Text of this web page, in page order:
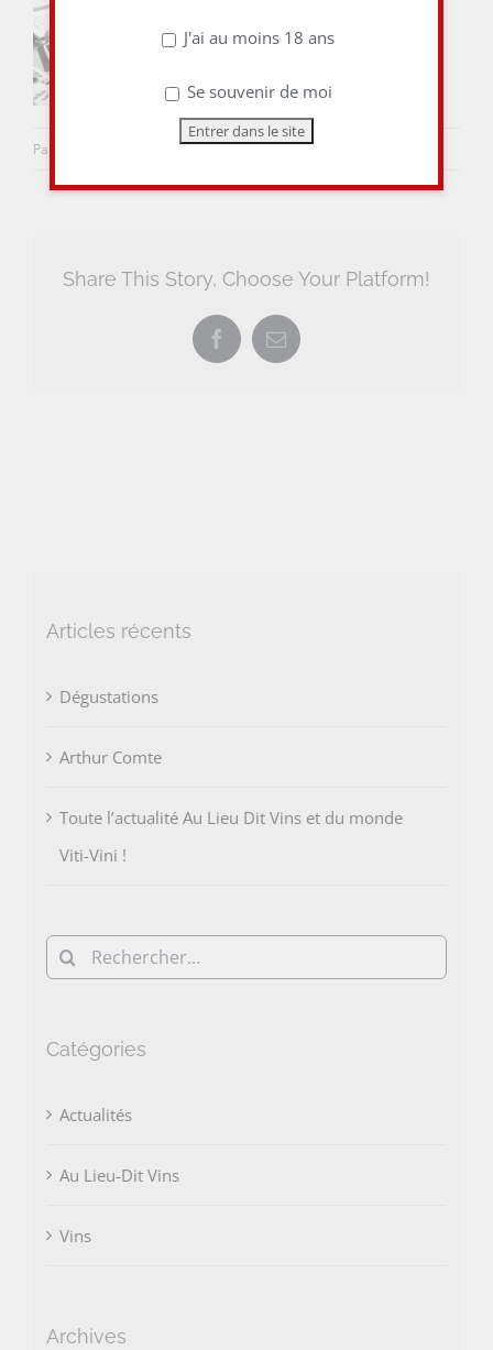
Par 3 février 2018 | 0 commentaire
Share This Story, Choose Your Platform!
FacebookEmail
Articles récents
Dégustations
Arthur Comte
Toute l’actualité Au Lieu Dit Vins et du monde
Viti-Vini !
Rechercher:
Catégories
Actualités
Au Lieu-Dit Vins
Vins
Archives
J'ai au moins 18 ans
Se souvenir de moi